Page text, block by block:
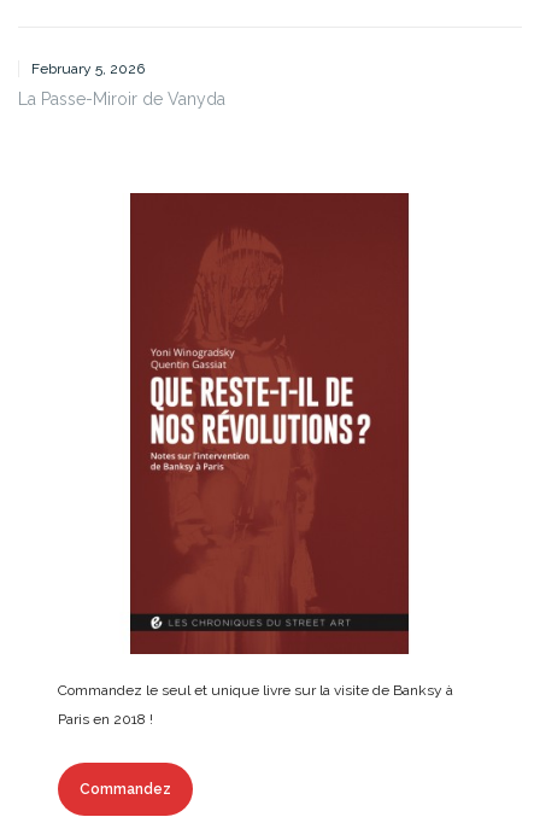
February 5, 2026
La Passe-Miroir de Vanyda
Commandez le seul et unique livre sur la visite de Banksy à
Paris en 2018 !
Commandez